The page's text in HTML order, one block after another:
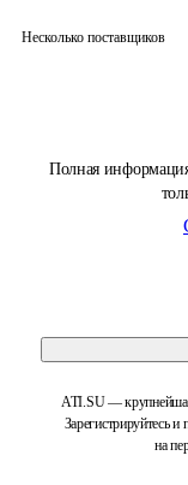
Полная
ATI.SU —
Зарегистрируйтесь
на
Несколько поставщиков